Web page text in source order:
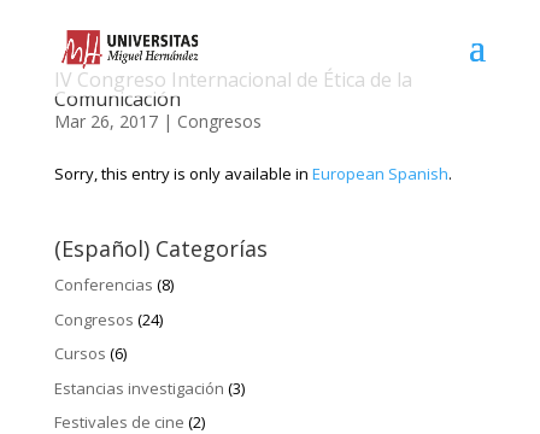
IV Congreso Internacional de Ética de la
Comunicación
Mar 26, 2017| Congresos
Sorry, this entry is only available in European Spanish.
(Español) Categorías
Conferencias (8)
Congresos (24)
Cursos (6)
Estancias investigación (3)
Festivales de cine (2)